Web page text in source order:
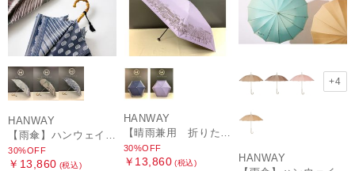
HANWAY
30%OFF
￥13,860 (税込)
HANWAY
30%OFF
￥13,860 (税込)
+4
HANWAY